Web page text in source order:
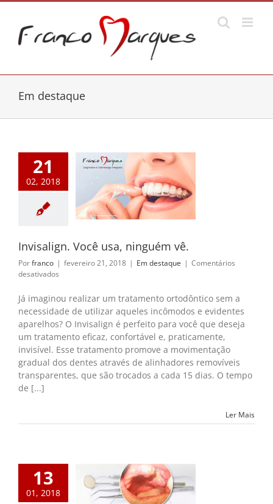
Ir
conteúdo
Em destaque
21
02, 2018
Você usa,
destaque
Invisalign. Você usa, ninguém vê.
Porfranco | fevereiro 21, 2018 | Em destaque | Comentários
desativados
Você
usa,
ninguém
vê.
Já imaginou realizar um tratamento ortodôntico sem a
necessidade de utilizar aqueles incômodos e evidentes
aparelhos? O Invisalign é perfeito para você que deseja
um tratamento eficaz, confortável e, praticamente,
invisível. Esse tratamento promove a movimentação
gradual dos dentes através de alinhadores removíveis
transparentes, que são trocados a cada 15 dias. O tempo
de [...]
Ler Mais
13
01, 2018
antigas e mal